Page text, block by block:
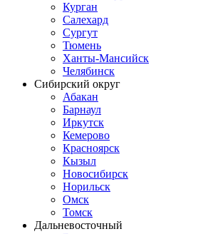
Курган
Салехард
Сургут
Тюмень
Ханты-Мансийск
Челябинск
Сибирский округ
Абакан
Барнаул
Иркутск
Кемерово
Красноярск
Кызыл
Новосибирск
Норильск
Омск
Томск
Дальневосточный